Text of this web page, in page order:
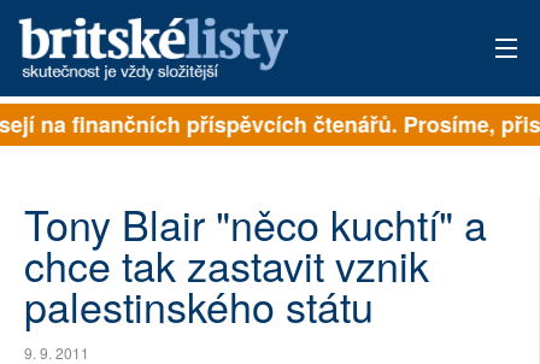
PŘIHLÁSIT
ARCHIV
ROZHOVORY
TÉMATA
na finančních příspěvcích čtenářů. Prosíme,
Tony Blair "něco kuchtí" a
chce tak zastavit vznik
palestinského státu
9. 9. 2011